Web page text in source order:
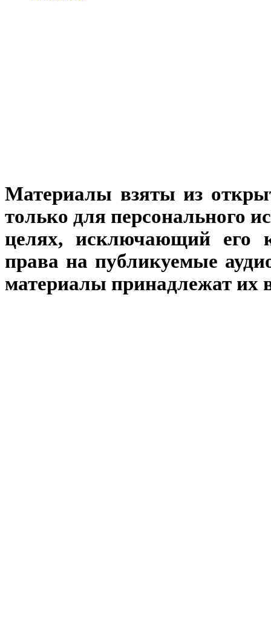
Материалы взяты из
только для персонального
целях, исключающий его
права на публикуемые
материалы принадлежат их